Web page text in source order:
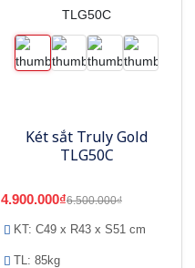
Két sắt Truly Gold
TLG50C
4.900.000₫6.500.000₫
KT: C49 x R43 x S51 cm
TL: 85kg